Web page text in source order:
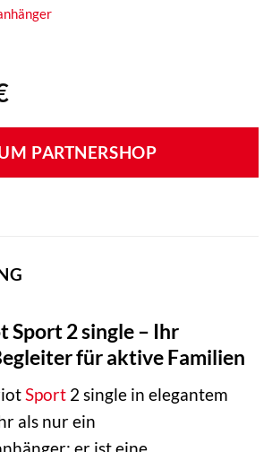
PARTNERSHOP
Sport 2 single – Ihr
für aktive Familien
Sport 2 single in elegantem
als nur ein
er ist eine